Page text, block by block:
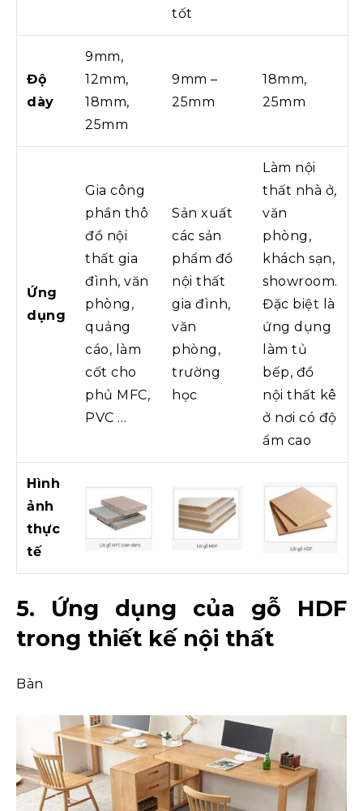
tốt
Độ
dày
9mm,
12mm,
18mm,
25mm
9mm –
25mm
18mm,
25mm
Ứng
dụng
Gia công
phần thô
đồ nội
thất gia
đình, văn
phòng,
quảng
cáo, làm
cốt cho
phủ MFC,
PVC …
Sản xuất
các sản
phẩm đồ
nội thất
gia đình,
văn
phòng,
trường
học
Làm nội
thất nhà ở,
văn
phòng,
khách sạn,
showroom.
Đặc biệt là
ứng dụng
làm tủ
bếp, đồ
nội thất kê
ở nơi có độ
ẩm cao
Hình
ảnh
thực
tế
5. Ứng dụng của gỗ HDF
trong thiết kế nội thất
Bàn